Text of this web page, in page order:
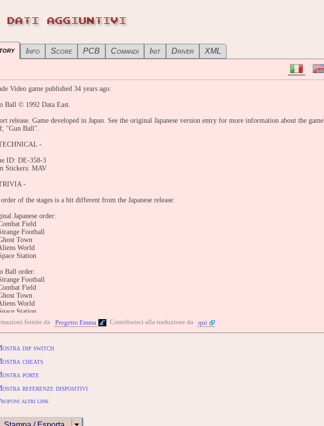
DATI AGGIUNTIVI
Info Score PCB Comandi Init Driver XML
Video game published 34 years ago:
Ball © 1992 Data East.
release. Game developed in Japan. See the original Japanese version entry for more information about the game
"Gun Ball".
-
ID: DE-358-3
Stickers: MAV
-
of the stages is a bit different from the Japanese release:
Japanese order:
Field
Football
Town
World
Station
Ball order:
Football
Field
Town
World
Station
entry: https://www.arcade-history.com/game/1854/?o=2
fornite da Progetto Emma Contribuisci alla traduzione da qui
dip switch
cheats
porte
referenze dispositivi
altri link